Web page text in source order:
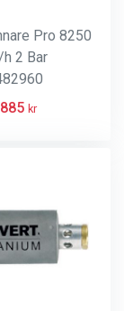
Pro 8250
2 Bar
885 kr